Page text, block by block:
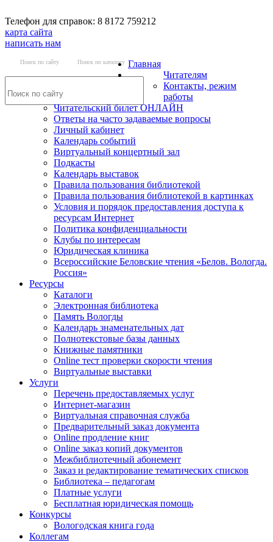
Телефон для справок: 8 8172 759212
карта сайта
написать нам
Поиск по сайту Поиск по каталогу Главная
Читателям
Контакты, режим
работы
Читательский билет ОНЛАЙН
Ответы на часто задаваемые вопросы
Личный кабинет
Календарь событий
Виртуальный концертный зал
Подкасты
Календарь выставок
Правила пользования библиотекой
Правила пользования библиотекой в картинках
Условия и порядок предоставления доступа к
ресурсам Интернет
Политика конфиденциальности
Клубы по интересам
Юридическая клиника
Всероссийские Беловские чтения «Белов. Вологда.
Россия»
Ресурсы
Каталоги
Электронная библиотека
Память Вологды
Календарь знаменательных дат
Полнотекстовые базы данных
Книжные памятники
Online тест проверки скорости чтения
Виртуальные выставки
Услуги
Перечень предоставляемых услуг
Интернет-магазин
Виртуальная справочная служба
Предварительный заказ документа
Online продление книг
Online заказ копий документов
Межбиблиотечный абонемент
Заказ и редактирование тематических списков
Библиотека – педагогам
Платные услуги
Бесплатная юридическая помощь
Конкурсы
Вологодская книга года
Коллегам